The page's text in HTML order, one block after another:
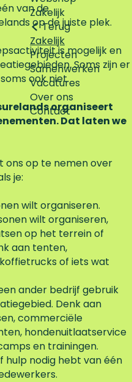
Zakelijk
Terug
Zakelijk
Projecten
Samenwerken
Vacatures
Over ons
Contact
van de
op de juiste plek.
is mogelijk en
Soms zijn er
ook niet.
organiseert
Dat laten we
ons op te nemen over
je:
wilt organiseren.
wilt organiseren,
op het terrein of
aan tenten,
of iets wat
ander bedrijf gebruik
Denk aan
commerciële
hondenuitlaatservice
en trainingen.
hulp nodig hebt van één